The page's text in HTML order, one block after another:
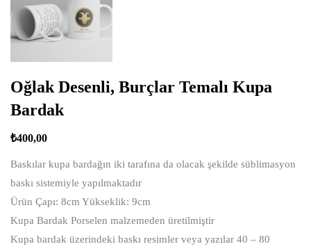
Oğlak Desenli, Burçlar Temalı Kupa
Bardak
₺400,00
Baskılar kupa bardağın iki tarafına da olacak şekilde süblimasyon
baskı sistemiyle yapılmaktadır
Ürün Çapı: 8cm Yükseklik: 9cm
Kupa Bardak Porselen malzemeden üretilmiştir
Kupa bardak üzerindeki baskı resimler veya yazılar 40 – 80